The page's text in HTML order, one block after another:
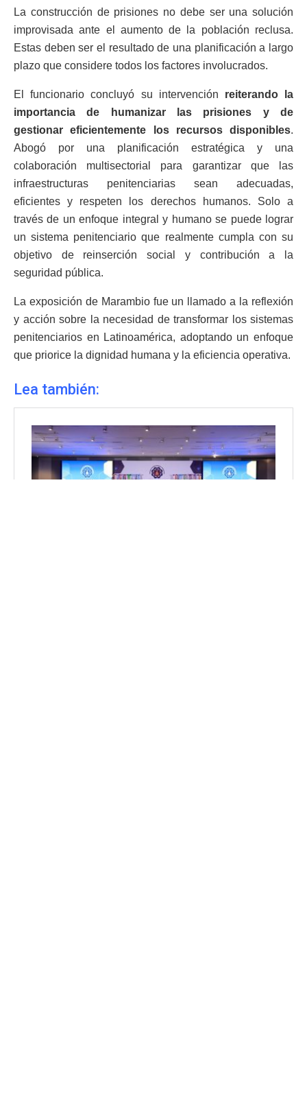
La construcción de prisiones no debe ser una solución
improvisada ante el aumento de la población reclusa.
Estas deben ser el resultado de una planificación a largo
plazo que considere todos los factores involucrados.
El funcionario concluyó su intervención reiterando la
importancia de humanizar las prisiones y de
gestionar eficientemente los recursos disponibles.
Abogó por una planificación estratégica y una
colaboración multisectorial para garantizar que las
infraestructuras penitenciarias sean adecuadas,
eficientes y respeten los derechos humanos. Solo a
través de un enfoque integral y humano se puede lograr
un sistema penitenciario que realmente cumpla con su
objetivo de reinserción social y contribución a la
seguridad pública.
La exposición de Marambio fue un llamado a la reflexión
y acción sobre la necesidad de transformar los sistemas
penitenciarios en Latinoamérica, adoptando un enfoque
que priorice la dignidad humana y la eficiencia operativa.
Lea también: